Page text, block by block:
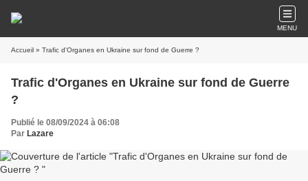
MENU
Accueil » Trafic d'Organes en Ukraine sur fond de Guerre ?
Trafic d'Organes en Ukraine sur fond de Guerre
?
Publié le 08/09/2024 à 06:08
Par Lazare